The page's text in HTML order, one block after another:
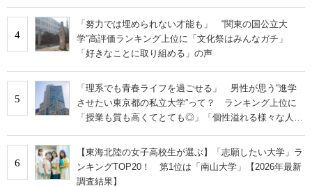
4
「努力では埋められない才能も」 “関東の国公立大
学”高評価ランキング上位に「文化祭はみんなガチ」
「好きなことに取り組める」の声
5
「理系でも青春ライフを過ごせる」 男性が思う“進学
させたい東京都の私立大学”って？ ランキング上位に
「授業も質も高くてとても◎」「個性溢れる様々な人間
6
【東海北陸の女子高校生が選ぶ】「志願したい大学」ラ
ンキングTOP20！ 第1位は「南山大学」【2026年最新
調査結果】